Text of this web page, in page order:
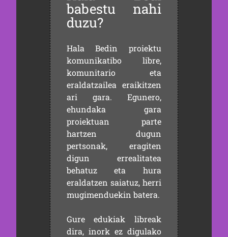
babestu nahi
duzu?
Hala Bedin proiektu
komunikatibo libre,
komunitario eta
eraldatzailea eraikitzen
ari gara. Egunero,
ehundaka gara
proiektuan parte
hartzen dugun
pertsonak, eragiten
digun errealitatea
behatuz eta hura
eraldatzen saiatuz, herri
mugimenduekin batera.
Gure edukiak libreak
dira, inork ez digulako